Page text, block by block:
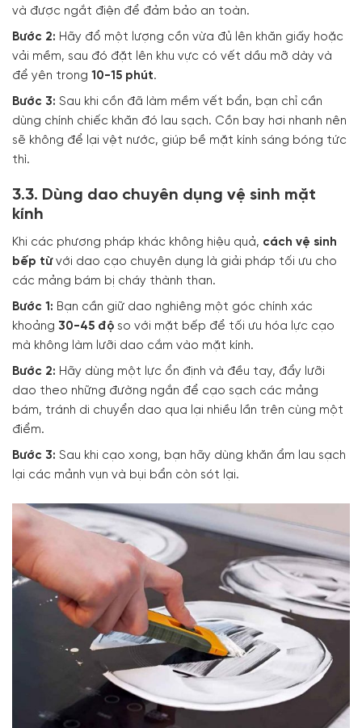
và được ngắt điện để đảm bảo an toàn.
Bước 2: Hãy đổ một lượng cồn vừa đủ lên khăn giấy hoặc
vải mềm, sau đó đặt lên khu vực có vết dầu mỡ dày và
để yên trong 10-15 phút.
Bước 3: Sau khi cồn đã làm mềm vết bẩn, bạn chỉ cần
dùng chính chiếc khăn đó lau sạch. Cồn bay hơi nhanh nên
sẽ không để lại vệt nước, giúp bề mặt kính sáng bóng tức
thì.
3.3. Dùng dao chuyên dụng vệ sinh mặt
kính
Khi các phương pháp khác không hiệu quả, cách vệ sinh
bếp từvới dao cạo chuyên dụng là giải pháp tối ưu cho
các mảng bám bị cháy thành than.
Bước 1: Bạn cần giữ dao nghiêng một góc chính xác
khoảng 30-45 độ so với mặt bếp để tối ưu hóa lực cạo
mà không làm lưỡi dao cắm vào mặt kính.
Bước 2: Hãy dùng một lực ổn định và đều tay, đẩy lưỡi
dao theo những đường ngắn để cạo sạch các mảng
bám, tránh di chuyển dao qua lại nhiều lần trên cùng một
điểm.
Bước 3: Sau khi cạo xong, bạn hãy dùng khăn ẩm lau sạch
lại các mảnh vụn và bụi bẩn còn sót lại.